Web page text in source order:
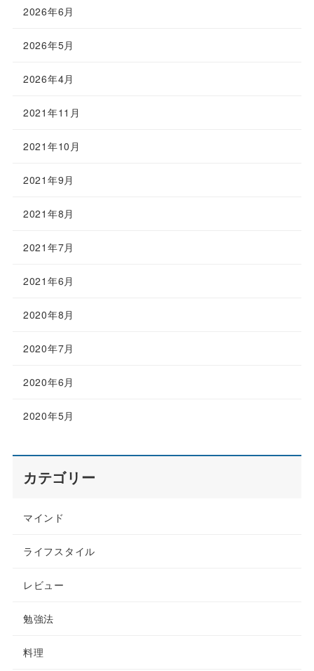
2026年6月
2026年5月
2026年4月
2021年11月
2021年10月
2021年9月
2021年8月
2021年7月
2021年6月
2020年8月
2020年7月
2020年6月
2020年5月
カテゴリー
マインド
ライフスタイル
レビュー
勉強法
料理